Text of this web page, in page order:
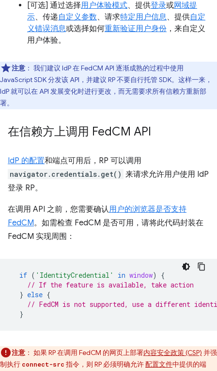
[可选] 通过选择用户体验模式、提供登录或网域提
示、传递自定义参数、请求特定用户信息、提供自定
义错误消息或选择如何重新验证用户身份 ，来自定义
用户体验。
注意 ： 我们建议 IdP 在 FedCM API 逐渐成熟的过程中使用
JavaScript SDK 分发该 API，并建议 RP 不要自行托管 SDK。这样一来，
IdP 就可以在 API 发展变化时进行更改，而无需要求所有信赖方重新部
署。
在信赖方上调用 FedCM API
IdP 的配置和端点可用后，RP 可以调用
navigator.credentials.get() 来请求允许用户使用 IdP
登录 RP。
在调用 API 之前，您需要确认用户的浏览器是否支持
FedCM。如需检查 FedCM 是否可用，请将此代码封装在
FedCM 实现周围：
if ( 'IdentityCredential' in window)
{
// If the feature is available, take action
} else {
// FedCM is not supported, use a different
}
注意 ： 如果 RP 在调用 FedCM 的网页上部署内容安全政策 (CSP) 并强
制执行 connect-src 指令，则 RP 必须明确允许配置文件中提供的端